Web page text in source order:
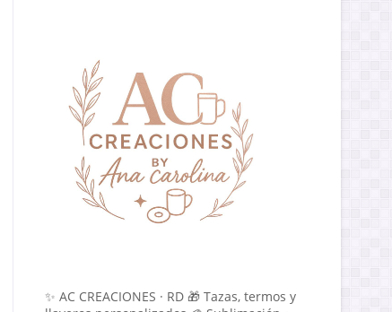
✨ AC CREACIONES · RD 🎁 Tazas, termos y